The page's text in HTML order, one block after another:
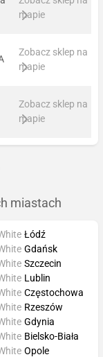
mapie
Zobacz sklep na
mapie
Zobacz sklep na
mapie
miastach
Łódź
Gdańsk
Szczecin
Lublin
Częstochowa
Rzeszów
Gdynia
Bielsko-Biała
Opole